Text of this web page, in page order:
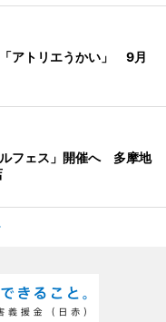
「アトリエうかい」 9月
フェス」開催へ 多摩地